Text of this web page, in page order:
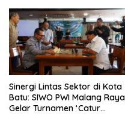
Sinergi Lintas Sektor di Kota
Batu: SIWO PWI Malang Raya
Gelar Turnamen ‘Catur